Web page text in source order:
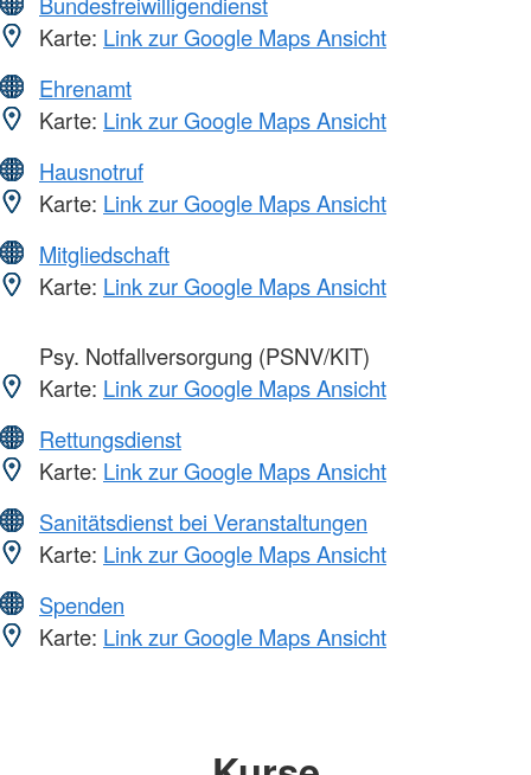
Karte: Link zur Google Maps Ansicht
Ehrenamt
Karte: Link zur Google Maps Ansicht
Hausnotruf
Karte: Link zur Google Maps Ansicht
Mitgliedschaft
Karte: Link zur Google Maps Ansicht
Psy. Notfallversorgung (PSNV/KIT)
Karte: Link zur Google Maps Ansicht
Rettungsdienst
Karte: Link zur Google Maps Ansicht
Sanitätsdienst bei Veranstaltungen
Karte: Link zur Google Maps Ansicht
Spenden
Karte: Link zur Google Maps Ansicht